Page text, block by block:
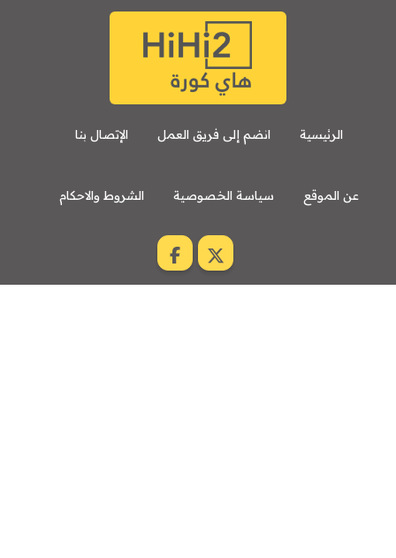
الرئيسية انضم إلى فريق العمل الإتصال بنا
عن الموقع سياسة الخصوصية الشروط والاحكام